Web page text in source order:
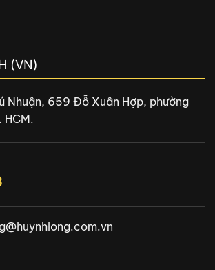
(VN)
Nhuận, 659 Đỗ Xuân Hợp, phường
HCM.